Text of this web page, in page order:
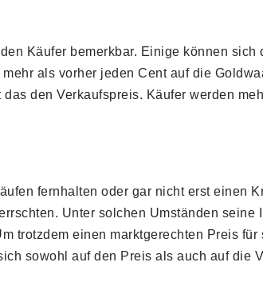
Käufer bemerkbar. Einige können sich
als vorher jeden Cent auf die
den Verkaufspreis. Käufer werden
fernhalten oder gar nicht erst einen
Unter solchen Umständen seine
trotzdem einen marktgerechten Preis für
sowohl auf den Preis als auch auf die